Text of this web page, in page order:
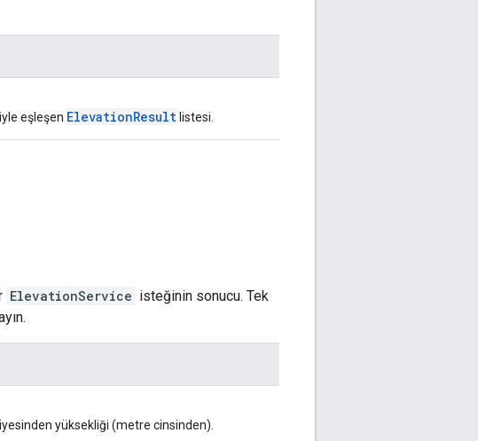
eşleşen ElevationResult listesi.
ElevationService isteğinin sonucu. Tek
yüksekliği (metre cinsinden).